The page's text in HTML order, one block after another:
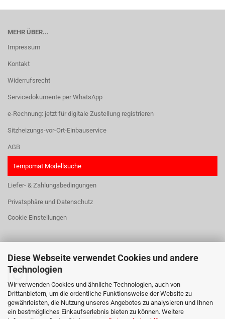
Diese Webseite verwendet Cookies und andere
Technologien
Wir verwenden Cookies und ähnliche Technologien, auch von
Drittanbietern, um die ordentliche Funktionsweise der Website zu
gewährleisten, die Nutzung unseres Angebotes zu analysieren und Ihnen
ein bestmögliches Einkaufserlebnis bieten zu können. Weitere
MEHR ÜBER...
Impressum
Kontakt
Widerrufsrecht
Servicedokumente per WhatsApp
e-Rechnung: jetzt für digitale Zustellung registrieren
Sitzheizungs-vor-Ort-Einbauservice
AGB
Tempomat Modellsuche
Liefer- & Zahlungsbedingungen
Privatsphäre und Datenschutz
Cookie Einstellungen
HIER FINDEN SIE UNS: